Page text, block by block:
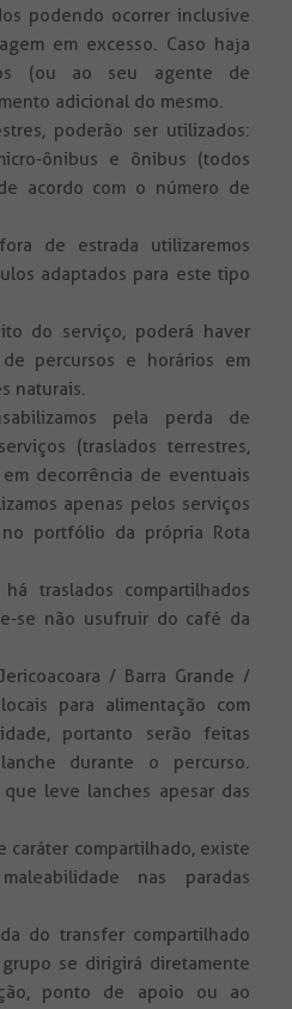
podendo ocorrer inclusive
em excesso. Caso haja
(ou ao seu agente de
adicional do mesmo.
poderão ser utilizados:
ônibus e ônibus (todos
acordo com o número de
de estrada utilizaremos
adaptados para este tipo
do serviço, poderá haver
percursos e horários em
naturais.
pela perda de
(traslados terrestres,
decorrência de eventuais
apenas pelos serviços
portfólio da própria Rota
traslados compartilhados
se não usufruir do café da
/ Barra Grande /
para alimentação com
portanto serão feitas
durante o percurso.
leve lanches apesar das
caráter compartilhado, existe
nas paradas
do transfer compartilhado
se dirigirá diretamente
ponto de apoio ou ao